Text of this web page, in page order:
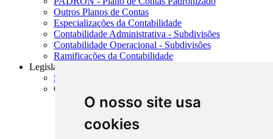
O nosso site usa
cookies
Outros Planos de Contas
Especializações da Contabilidade
Contabilidade Administrativa - Subdivisões
Contabilidade Operacional - Subdivisões
Ramificações da Contabilidade
Legislação
Sumário da Legislação
Constituição Federal
CF - Constituição Federal de 1988
EC - Emendas Constitucionais
LC - Leis Complementares Anteriores à 1988
LC - Leis Complementares Posteriores à 1988